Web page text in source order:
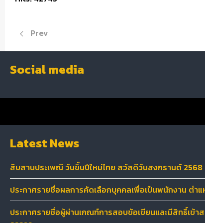
Previous article: สืบสานประเพณี วันขึ้นปีใหม่ไทย สวั
Prev
Social media
Latest News
สืบสานประเพณี วันขึ้นปีใหม่ไทย สวัสดีวันสงกรานต์ 2568
ประกาศรายชื่อผลการคัดเลือกบุคคลเพื่อเป็นพนักงาน ตำแ
ประกาศรายชื่อผู้ผ่านเกณฑ์การสอบข้อเขียนและมีสิทธิ์เข้